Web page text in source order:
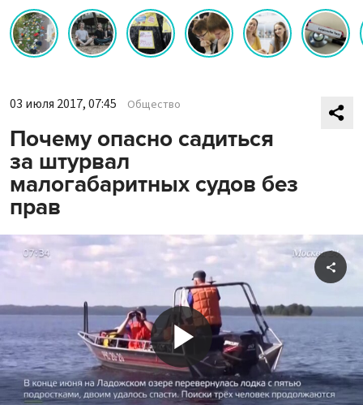
03 июля 2017, 07:45 Общество
Почему опасно садиться
за штурвал
малогабаритных судов без
прав
Play